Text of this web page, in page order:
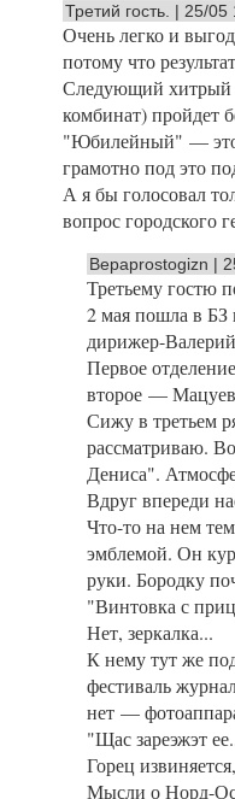
Третий гость. | 25/05
Очень легко и
потому что
Следующий хитрый
комбинат) пройдет
"Юбилейный" — это
грамотно под это
А я бы голосовал
вопрос городского
Вераprostogizn |
Третьему гостю
2 мая пошла в БЗ
дирижер-
Первое
второе —
Сижу в третьем
рассматриваю.
Дениса".
Вдруг впереди
Что-то на нем
эмблемой. Он
руки. Бородку
"Винтовка с
Нет, зеркалка...
К нему тут же
фестиваль
нет —
"Щас зареэжэт
Горец
Мысли о Норд-